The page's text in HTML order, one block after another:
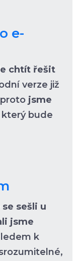
e-
chtít řešit
verze již
jsme
který bude
sešli u
jsme
k